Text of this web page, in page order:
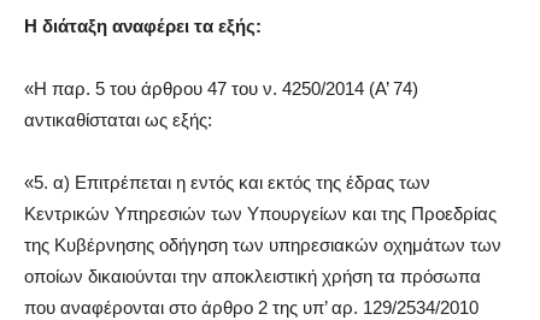
Η διάταξη αναφέρει τα εξής:
«Η παρ. 5 του άρθρου 47 του ν. 4250/2014 (Α’ 74)
αντικαθίσταται ως εξής:
«5. α) Επιτρέπεται η εντός και εκτός της έδρας των
Κεντρικών Υπηρεσιών των Υπουργείων και της Προεδρίας
της Κυβέρνησης οδήγηση των υπηρεσιακών οχημάτων των
οποίων δικαιούνται την αποκλειστική χρήση τα πρόσωπα
που αναφέρονται στο άρθρο 2 της υπ’ αρ. 129/2534/2010